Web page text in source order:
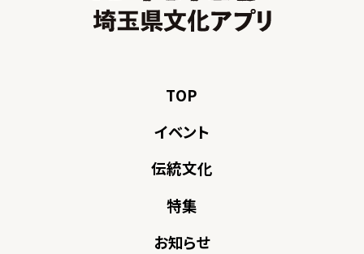
TOP
イベント
伝統文化
特集
お知らせ